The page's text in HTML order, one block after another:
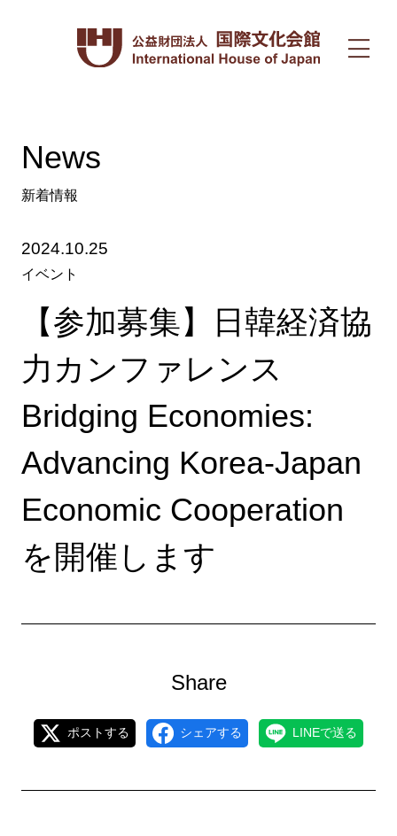
News
新着情報
2024.10.25
イベント
【参加募集】日韓経済協
力カンファレンス
Bridging Economies:
Advancing Korea-Japan
Economic Cooperation
を開催します
Share
ポストする シェアする LINEで送る